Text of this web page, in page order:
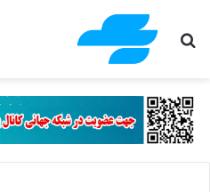
جستجو برای